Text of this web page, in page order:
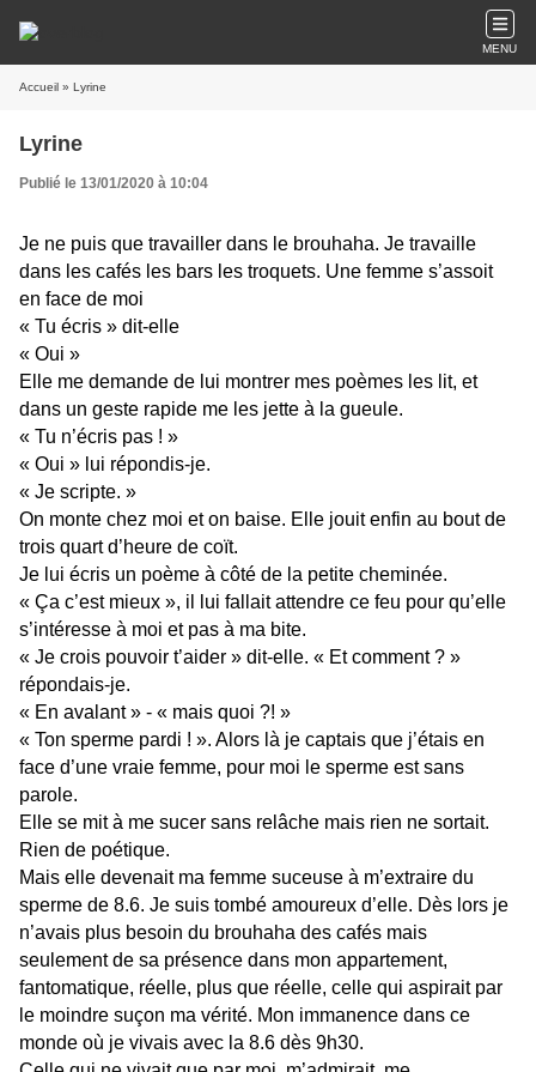
MENU
Accueil » Lyrine
Lyrine
Publié le 13/01/2020 à 10:04
Je ne puis que travailler dans le brouhaha. Je travaille
dans les cafés les bars les troquets. Une femme s’assoit
en face de moi
« Tu écris » dit-elle
« Oui »
Elle me demande de lui montrer mes poèmes les lit, et
dans un geste rapide me les jette à la gueule.
« Tu n’écris pas ! »
« Oui » lui répondis-je.
« Je scripte. »
On monte chez moi et on baise. Elle jouit enfin au bout de
trois quart d’heure de coït.
Je lui écris un poème à côté de la petite cheminée.
« Ça c’est mieux », il lui fallait attendre ce feu pour qu’elle
s’intéresse à moi et pas à ma bite.
« Je crois pouvoir t’aider » dit-elle. « Et comment ? »
répondais-je.
« En avalant » - « mais quoi ?! »
« Ton sperme pardi ! ». Alors là je captais que j’étais en
face d’une vraie femme, pour moi le sperme est sans
parole.
Elle se mit à me sucer sans relâche mais rien ne sortait.
Rien de poétique.
Mais elle devenait ma femme suceuse à m’extraire du
sperme de 8.6. Je suis tombé amoureux d’elle. Dès lors je
n’avais plus besoin du brouhaha des cafés mais
seulement de sa présence dans mon appartement,
fantomatique, réelle, plus que réelle, celle qui aspirait par
le moindre suçon ma vérité. Mon immanence dans ce
monde où je vivais avec la 8.6 dès 9h30.